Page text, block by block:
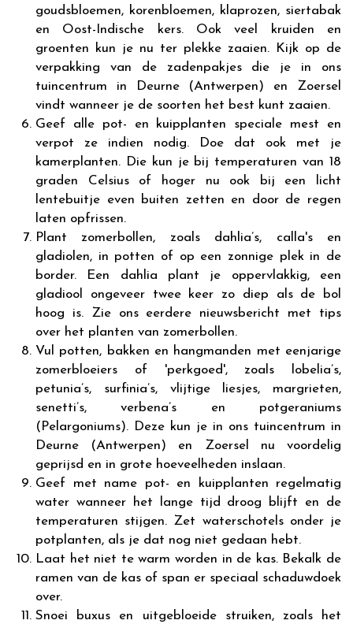
goudsbloemen, korenbloemen, klaprozen, siertabak
en Oost-Indische kers. Ook veel kruiden en
groenten kun je nu ter plekke zaaien. Kijk op de
verpakking van de zadenpakjes die je in ons
tuincentrum in Deurne (Antwerpen) en Zoersel
vindt wanneer je de soorten het best kunt zaaien.
Geef alle pot- en kuipplanten speciale mest en
verpot ze indien nodig. Doe dat ook met je
kamerplanten. Die kun je bij temperaturen van 18
graden Celsius of hoger nu ook bij een licht
lentebuitje even buiten zetten en door de regen
laten opfrissen.
Plant zomerbollen, zoals dahlia’s, calla's en
gladiolen, in potten of op een zonnige plek in de
border. Een dahlia plant je oppervlakkig, een
gladiool ongeveer twee keer zo diep als de bol
hoog is. Zie ons eerdere nieuwsbericht met tips
over het planten van zomerbollen.
Vul potten, bakken en hangmanden met eenjarige
zomerbloeiers of 'perkgoed', zoals lobelia’s,
petunia’s, surfinia’s, vlijtige liesjes, margrieten,
senetti’s, verbena’s en potgeraniums
(Pelargoniums). Deze kun je in ons tuincentrum in
Deurne (Antwerpen) en Zoersel nu voordelig
geprijsd en in grote hoeveelheden inslaan.
Geef met name pot- en kuipplanten regelmatig
water wanneer het lange tijd droog blijft en de
temperaturen stijgen. Zet waterschotels onder je
potplanten, als je dat nog niet gedaan hebt.
Laat het niet te warm worden in de kas. Bekalk de
ramen van de kas of span er speciaal schaduwdoek
over.
Snoei buxus en uitgebloeide struiken, zoals het